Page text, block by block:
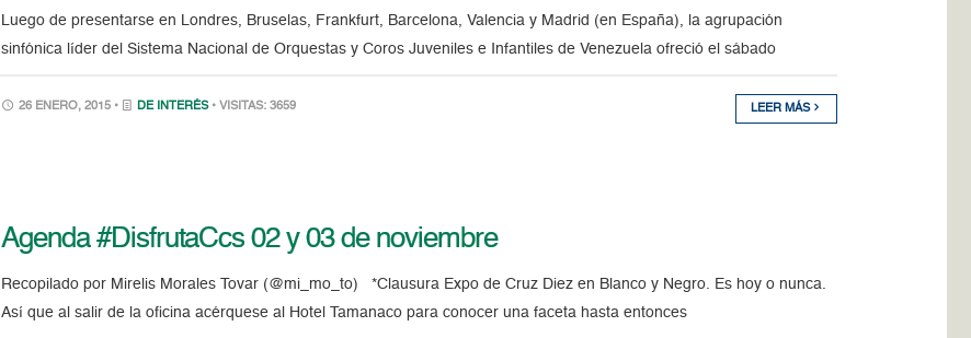
Luego de presentarse en Londres, Bruselas, Frankfurt, Barcelona, Valencia y Madrid (en España), la agrupación
sinfónica líder del Sistema Nacional de Orquestas y Coros Juveniles e Infantiles de Venezuela ofreció el sábado
26 ENERO, 2015 • DE INTERÉS • VISITAS: 3659 LEER MÁS
Agenda #DisfrutaCcs 02 y 03 de noviembre
Recopilado por Mirelis Morales Tovar (@mi_mo_to) *Clausura Expo de Cruz Diez en Blanco y Negro. Es hoy o nunca.
Así que al salir de la oficina acérquese al Hotel Tamanaco para conocer una faceta hasta entonces